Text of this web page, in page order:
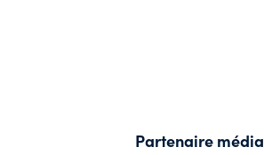
Partenaire média